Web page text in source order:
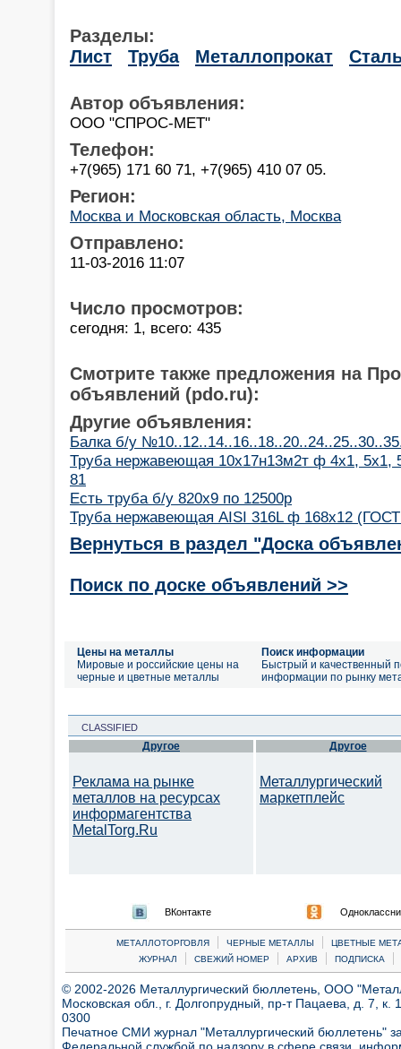
Разделы:
Лист
Труба Металлопрокат
Автор объявления:
ООО "СПРОС-МЕТ"
Телефон:
+7(965) 171 60 71, +7(965) 410 07 05.
Регион:
Москва и Московская область, Москва
Отправлено:
11-03-2016 11:07
Число просмотров:
сегодня: 1, всего: 435
Смотрите также предложения на
объявлений (pdo.ru):
Другие объявления:
Балка б/у
Труба нержавеющая 10х17н13м2т ф 4х1, 5х1,
81
Есть труба б/у 820х9 по 12500р
Труба нержавеющая AISI 316L ф 168х12
Вернуться в раздел "Доска
Поиск по доске объявлений >>
Цены на металлы
Мировые и российские цены на
черные и цветные металлы
Поиск информации
Быстрый и качественный
информации по рынку
CLASSIFIED
Другое
Реклама на рынке
металлов на ресурсах
информагентства
MetalTorg.Ru
Другое
Металлургический
маркетплейс
ВКонтакте
МЕТАЛЛОТОРГОВЛЯ | ЧЕРНЫЕ МЕТАЛЛЫ |
ЦВЕТНЫЕ
ЖУРНАЛ
| СВЕЖИЙ НОМЕР | АРХИВ | ПОДПИСКА |
© 2002-2026 Металлургический бюллетень, ООО
Московская обл., г. Долгопрудный, пр-т Пацаева, д. 7,
0300
Печатное СМИ журнал "Металлургический бюллетень"